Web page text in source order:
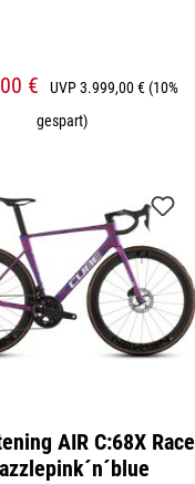
€ UVP3.999,00 €(10%
gespart)
AIR C:68X Race